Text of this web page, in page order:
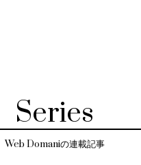
Series
Web Domaniの連載記事